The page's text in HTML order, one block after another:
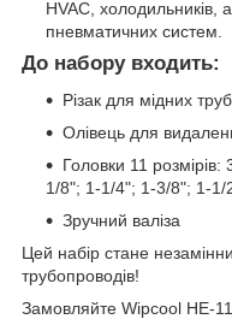
HVAC, холодильників,
пневматичних систем.
До набору входить:
Різак для мідних
Олівець для
Головки 11
1/8"; 1-1/4"; 1-3/8"; 1-1/
Зручний валіза
Цей набір стане
трубопроводів!
Замовляйте Wipcool HE-11